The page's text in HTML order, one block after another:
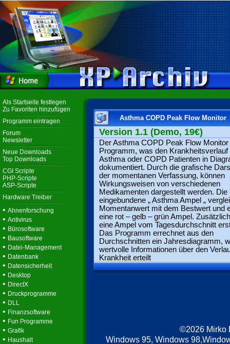
Als Startseite festlegen
Zu Favoriten hinzufügen
Programm eintragen
Forum
Newsletter
Neue Downloads
Top Downloads
CGI Scripte
PHP-Scripte
ASP-Scripte
Hardware Treiber
• Ahnenforschung
• Antivirus
• Bürosoftware
• Bausoftware
• Datei-Management
• Datenbank
• Datensicherheit
• Desktop
• DirectX
• Druckprogramme
• DLL
• Finanzsoftware
• Fun Programme
• Grafik
• Haushalt
Asthma COPD Peak Flow Monitor
Version 1.1 (Demo, 19€)
Der Asthma COPD Peak Flow Monitor
Programm, was den Krankheitsverlauf
Asthma oder COPD Patienten in
dokumentiert. Durch die grafische
der momentanen Verfassung, können
Wirkungsweisen von verschiedenen
Medikamenten dargestellt werden. Die
eingebundene „ Asthma Ampel „
Momentanwert mit dem Bestwert und
eine rot – gelb – grün Ampel.
eine Ampel vom Tagesdurchschnitt
Das Programm errechnet aus den
Durchschnitten ein Jahresdiagramm,
wertvolle Informationen über den
Krankheit erteilt
©2026 Mirko
Windows 95, Windows